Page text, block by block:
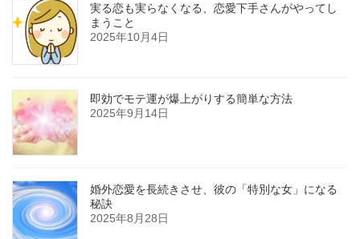
実る恋も実らなくなる、恋愛下手さんがやってし
まうこと
2025年10月4日
即効でモテ運が爆上がりする簡単な方法
2025年9月14日
婚外恋愛を長続きさせ、彼の「特別な女」になる
秘訣
2025年8月28日